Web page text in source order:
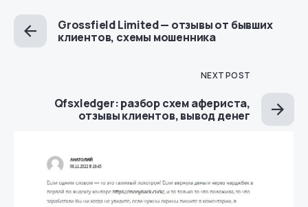
Grossfield Limited — отзывы от бывших
клиентов, схемы мошенника
NEXT POST
Qfsxledger: разбор схем афериста,
отзывы клиентов, вывод денег